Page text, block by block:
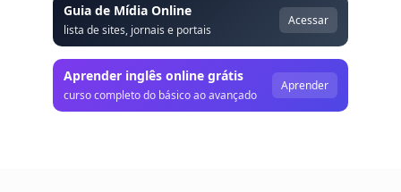
Guia de Mídia Online
lista de sites, jornais e portais
Acessar
Aprender inglês online grátis
curso completo do básico ao avançado
Aprender